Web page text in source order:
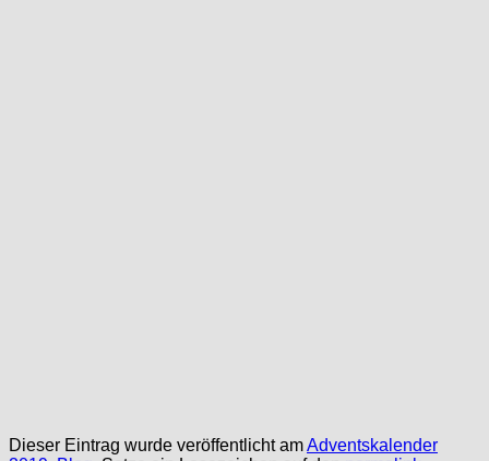
Dieser Eintrag wurde veröffentlicht amAdventskalender